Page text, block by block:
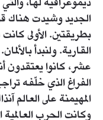
الجديد وشيدت هناك
بطريقتين. الأولى كانت
القارية. ولنبدأ
عشر، كانوا يعتقدون
الفراغ الذي خلّفه
المهيمنة على العالم
وكانت الحرب